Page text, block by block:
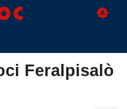
Feralpisalò